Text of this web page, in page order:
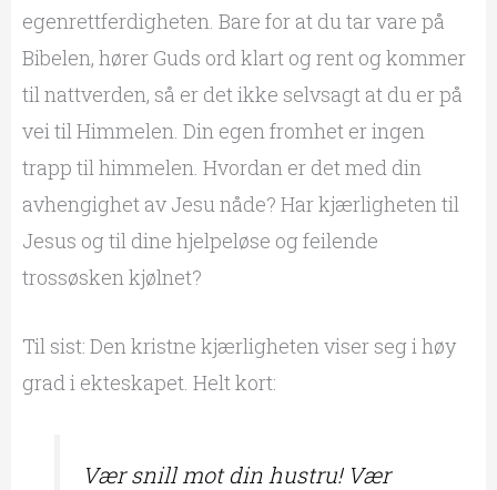
egenrettferdigheten. Bare for at du tar vare på
Bibelen, hører Guds ord klart og rent og kommer
til nattverden, så er det ikke selvsagt at du er på
vei til Himmelen. Din egen fromhet er ingen
trapp til himmelen. Hvordan er det med din
avhengighet av Jesu nåde? Har kjærligheten til
Jesus og til dine hjelpeløse og feilende
trossøsken kjølnet?
Til sist: Den kristne kjærligheten viser seg i høy
grad i ekteskapet. Helt kort:
Vær snill mot din hustru! Vær